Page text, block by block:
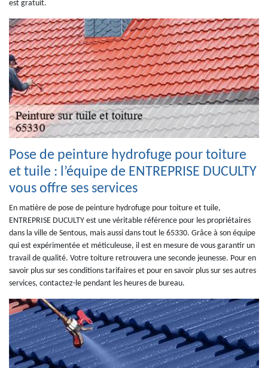
est gratuit.
Pose de peinture hydrofuge pour toiture
et tuile : l’équipe de ENTREPRISE DUCULTY
vous offre ses services
En matière de pose de peinture hydrofuge pour toiture et tuile,
ENTREPRISE DUCULTY est une véritable référence pour les propriétaires
dans la ville de Sentous, mais aussi dans tout le 65330. Grâce à son équipe
qui est expérimentée et méticuleuse, il est en mesure de vous garantir un
travail de qualité. Votre toiture retrouvera une seconde jeunesse. Pour en
savoir plus sur ses conditions tarifaires et pour en savoir plus sur ses autres
services, contactez-le pendant les heures de bureau.